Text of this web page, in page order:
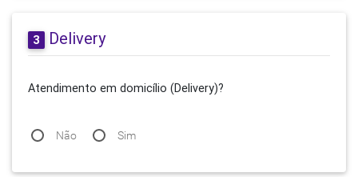
3 Delivery
Atendimento em domicílio (Delivery)?
Não Sim